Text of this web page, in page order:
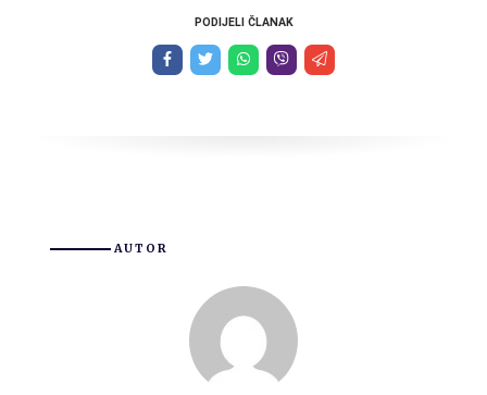
PODIJELI ČLANAK
AUTOR